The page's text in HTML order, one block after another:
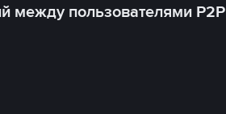
между пользователями P2P